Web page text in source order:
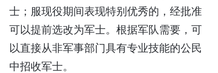
士；服现役期间表现特别优秀的，经批准
可以提前选改为军士。根据军队需要，可
以直接从非军事部门具有专业技能的公民
中招收军士。